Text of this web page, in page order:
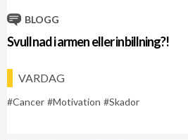
BLOGG
Svullnad i armen eller inbillning?!
VARDAG
Cancer Motivation Skador